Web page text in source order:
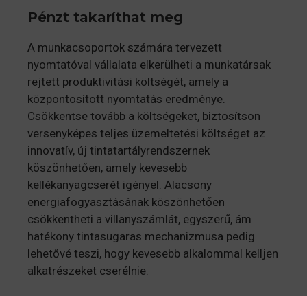
Pénzt takaríthat meg
A munkacsoportok számára tervezett
nyomtatóval vállalata elkerülheti a munkatársak
rejtett produktivitási költségét, amely a
központosított nyomtatás eredménye.
Csökkentse tovább a költségeket, biztosítson
versenyképes teljes üzemeltetési költséget az
innovatív, új tintatartályrendszernek
köszönhetően, amely kevesebb
kellékanyagcserét igényel. Alacsony
energiafogyasztásának köszönhetően
csökkentheti a villanyszámlát, egyszerű, ám
hatékony tintasugaras mechanizmusa pedig
lehetővé teszi, hogy kevesebb alkalommal kelljen
alkatrészeket cserélnie.